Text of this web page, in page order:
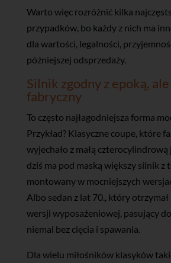
Warto więc rozróżnić kilka
przypadków, bo każdy z nich ma
dla wartości, legalności,
późniejszej odsprzedaży.
Silnik zgodny z epoką,
fabryczny
To często najłagodniejsza forma
Przykład? Klasyczne coupe, które
wyjechało z małą
dziś ma pod maską większy silnik z
montowany w mocniejszych
Albo sedan z lat 70., który
wersji wyposażeniowej, pasujący
niemal bez cięcia i spawania.
Dla wielu miłośników klasyków